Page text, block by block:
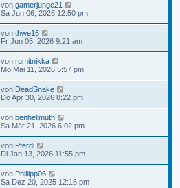
von gamerjunge21
Sa Jun 06, 2026 12:50 pm
von thwe16
Fr Jun 05, 2026 9:21 am
von rumitnikka
Mo Mai 11, 2026 5:57 pm
von DeadSnake
Do Apr 30, 2026 8:22 pm
von benhellmuth
Sa Mär 21, 2026 6:02 pm
von Pferdi
Di Jan 13, 2026 11:55 pm
von Philiipp06
Sa Dez 20, 2025 12:16 pm